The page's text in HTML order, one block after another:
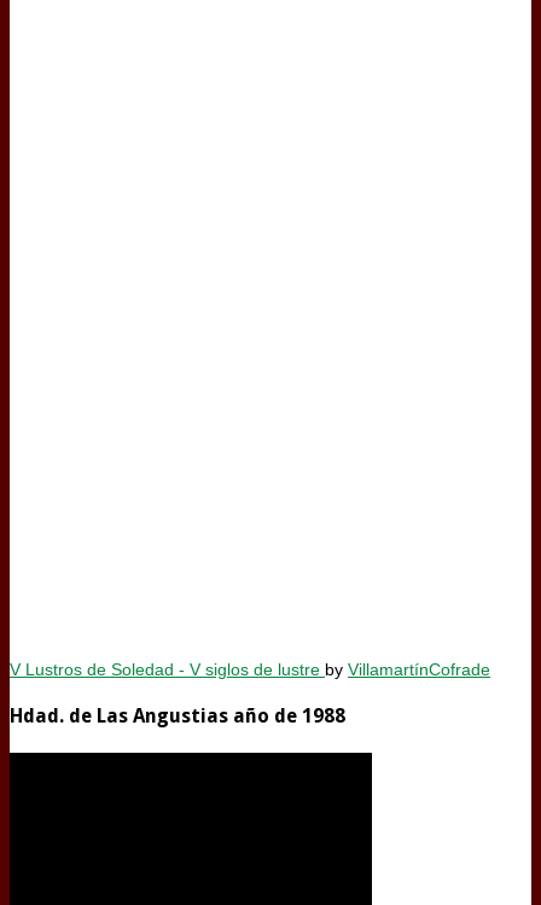
V Lustros de Soledad - V siglos de lustre by VillamartínCofrade
Hdad. de Las Angustias año de 1988